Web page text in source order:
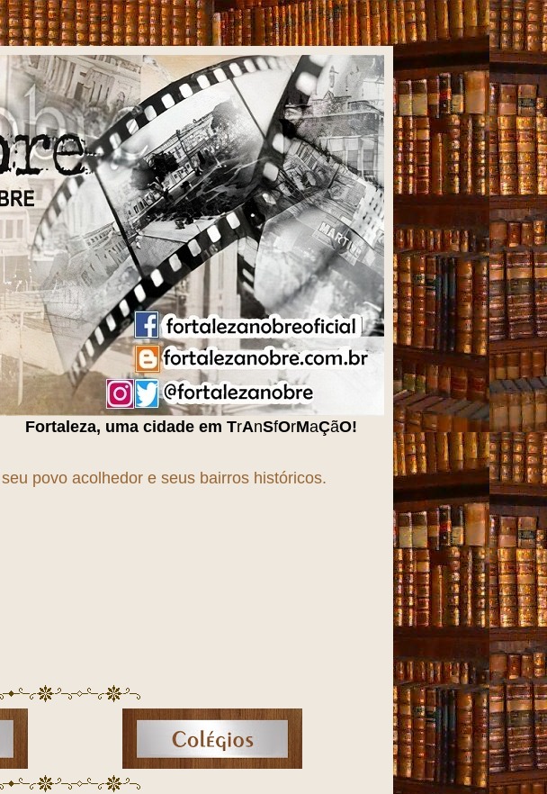
cidade emTrAnSfOrMaÇã O!!!
povo acolhedor e seus bairros históricos.